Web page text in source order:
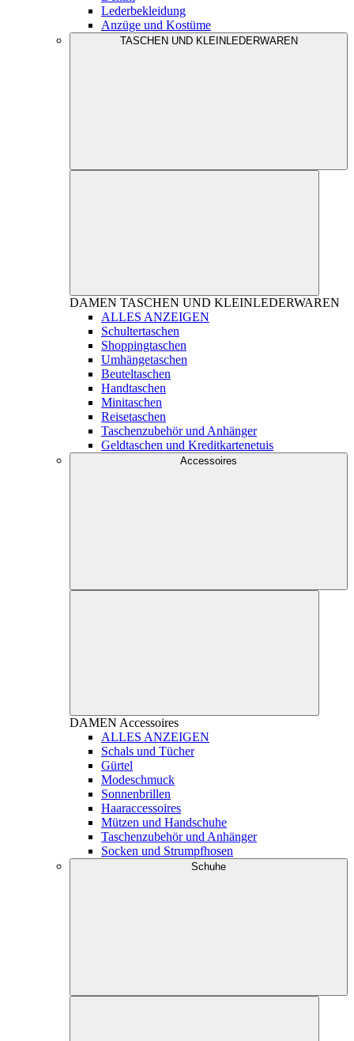
Lederbekleidung
Anzüge und Kostüme
TASCHEN UND KLEINLEDERWAREN
DAMEN TASCHEN UND KLEINLEDERWAREN
ALLES ANZEIGEN
Schultertaschen
Shoppingtaschen
Umhängetaschen
Beuteltaschen
Handtaschen
Minitaschen
Reisetaschen
Taschenzubehör und Anhänger
Geldtaschen und Kreditkartenetuis
Accessoires
DAMEN Accessoires
ALLES ANZEIGEN
Schals und Tücher
Gürtel
Modeschmuck
Sonnenbrillen
Haaraccessoires
Mützen und Handschuhe
Taschenzubehör und Anhänger
Socken und Strumpfhosen
Schuhe